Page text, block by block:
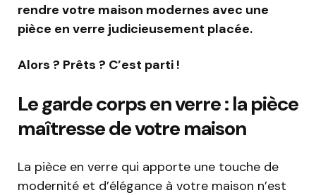
rendre votre maison modernes avec une
pièce en verre judicieusement placée.
Alors ? Prêts ? C’est parti !
Le garde corps en verre : la pièce
maîtresse de votre maison
La pièce en verre qui apporte une touche de
modernité et d’élégance à votre maison n’est